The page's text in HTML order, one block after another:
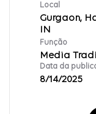
Local
Gurgaon,
Função
Media
Data da
8/14/2025